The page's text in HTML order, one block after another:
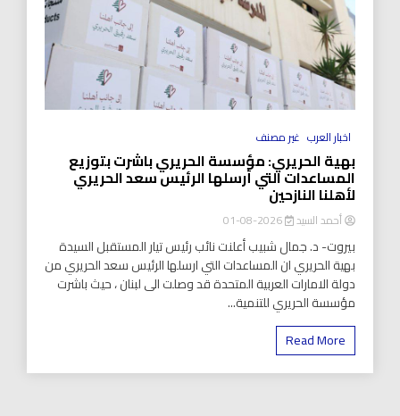
اخبار العرب غير مصنف
بهية الحريري: مؤسسة الحريري باشرت بتوزيع
المساعدات التي أرسلها الرئيس سعد الحريري
لأهلنا النازحين
أحمد السيد 2026-08-01
بيروت- د. جمال شبيب أعلنت نائب رئيس تيار المستقبل السيدة
بهية الحريري ان المساعدات التي ارسلها الرئيس سعد الحريري من
دولة الامارات العربية المتحدة قد وصلت الى لبنان ، حيث باشرت
مؤسسة الحريري للتنمية...
Read More